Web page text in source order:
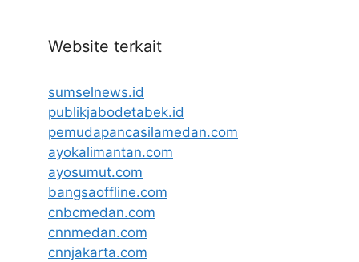
Website terkait
sumselnews.id
publikjabodetabek.id
pemudapancasilamedan.com
ayokalimantan.com
ayosumut.com
bangsaoffline.com
cnbcmedan.com
cnnmedan.com
cnnjakarta.com